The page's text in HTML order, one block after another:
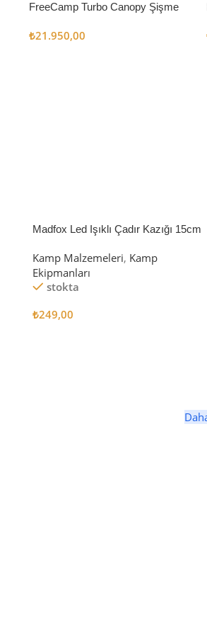
FreeCamp Turbo Canopy Şişme
₺21.950,00
Madfox Led Işıklı Çadır Kazığı 15cm
Kamp Malzemeleri, Kamp
Ekipmanları
stokta
₺249,00